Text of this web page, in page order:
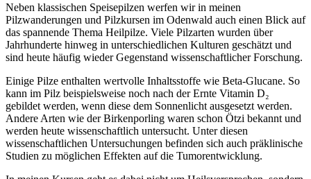
Neben klassischen Speisepilzen werfen wir in meinen
Pilzwanderungen und Pilzkursen im Odenwald auch einen Blick auf
das spannende Thema Heilpilze. Viele Pilzarten wurden über
Jahrhunderte hinweg in unterschiedlichen Kulturen geschätzt und
sind heute häufig wieder Gegenstand wissenschaftlicher Forschung.
Einige Pilze enthalten wertvolle Inhaltsstoffe wie Beta-Glucane. So
kann im Pilz beispielsweise noch nach der Ernte Vitamin D₂
gebildet werden, wenn diese dem Sonnenlicht ausgesetzt werden.
Andere Arten wie der Birkenporling waren schon Ötzi bekannt und
werden heute wissenschaftlich untersucht. Unter diesen
wissenschaftlichen Untersuchungen befinden sich auch präklinische
Studien zu möglichen Effekten auf die Tumorentwicklung.